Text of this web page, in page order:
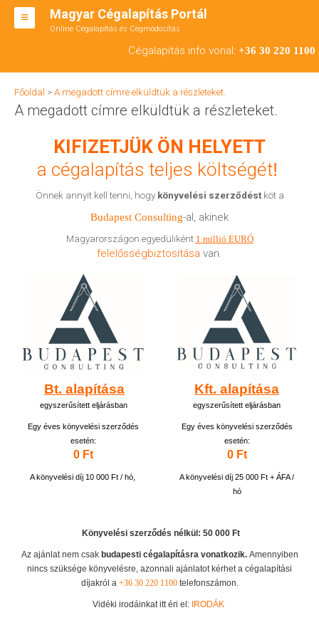
Magyar Cégalapítás Portál
Online Cégalapítás és Cégmódosítás
Cégalapítás info vonal: +36 30 220 1100
BT ALAPÍTÁS
TEÁOR SZÁMOK '08
Főoldal > A megadott címre elküldtük a részleteket.
A megadott címre elküldtük a részleteket.
KIFIZETJÜK ÖN HELYETT
a cégalapítás teljes költségét!
Önnek annyit kell tenni, hogy könyvelési szerződéstköt a
Budapest Consulting-al, akinek
Magyarországon egyedüliként 1 millió EURÓ
felelősségbiztosítása van.
Bt. alapítása
egyszerűsített eljárásban
Egy éves könyvelési szerződés
esetén:
0 Ft
A könyvelési díj 10 000 Ft / hó,
Kft. alapítása
egyszerűsített eljárásban
Egy éves könyvelési szerződés
esetén:
0 Ft
A könyvelési díj 25 000 Ft + ÁFA /
hó
Könyvelési szerződés nélkül: 50 000 Ft
Az ajánlat nem csak budapesti cégalapításra vonatkozik.Amennyiben
nincs szüksége könyvelésre, azonnali ajánlatot kérhet a cégalapítási
díjakról a +36 30 220 1100telefonszámon.
Vidéki irodáinkat itt éri el: IRODÁK